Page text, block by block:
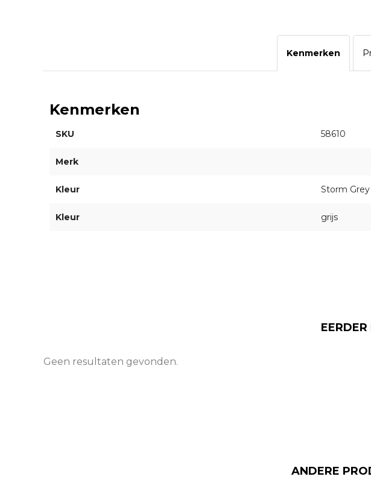
Kenmerken
Kenmerken
SKU 58610
Merk
Kleur Storm Grey
Kleur grijs
Geen resultaten gevonden.
ANDERE